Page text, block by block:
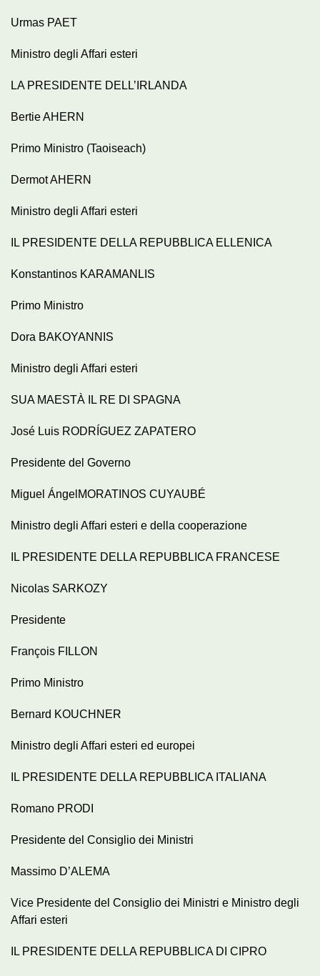
Urmas PAET
Ministro degli Affari esteri
LA PRESIDENTE DELL’IRLANDA
Bertie AHERN
Primo Ministro (Taoiseach)
Dermot AHERN
Ministro degli Affari esteri
IL PRESIDENTE DELLA REPUBBLICA ELLENICA
Konstantinos KARAMANLIS
Primo Ministro
Dora BAKOYANNIS
Ministro degli Affari esteri
SUA MAESTÀ IL RE DI SPAGNA
José Luis RODRÍGUEZ ZAPATERO
Presidente del Governo
Miguel ÁngelMORATINOS CUYAUBÉ
Ministro degli Affari esteri e della cooperazione
IL PRESIDENTE DELLA REPUBBLICA FRANCESE
Nicolas SARKOZY
Presidente
François FILLON
Primo Ministro
Bernard KOUCHNER
Ministro degli Affari esteri ed europei
IL PRESIDENTE DELLA REPUBBLICA ITALIANA
Romano PRODI
Presidente del Consiglio dei Ministri
Massimo D’ALEMA
Vice Presidente del Consiglio dei Ministri e Ministro degli
Affari esteri
IL PRESIDENTE DELLA REPUBBLICA DI CIPRO